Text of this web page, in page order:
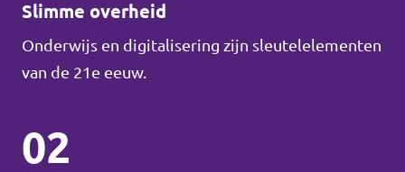
Slimme overheid
Onderwijs en digitalisering zijn sleutelelementen
van de 21e eeuw.
02